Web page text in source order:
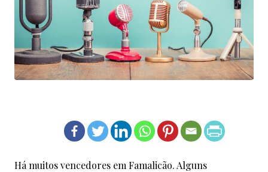
Há muitos vencedores em Famalicão. Alguns